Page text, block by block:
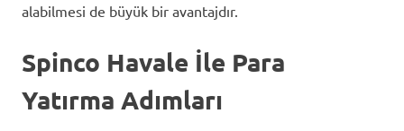
alabilmesi de büyük bir avantajdır.
Spinco Havale İle Para
Yatırma Adımları